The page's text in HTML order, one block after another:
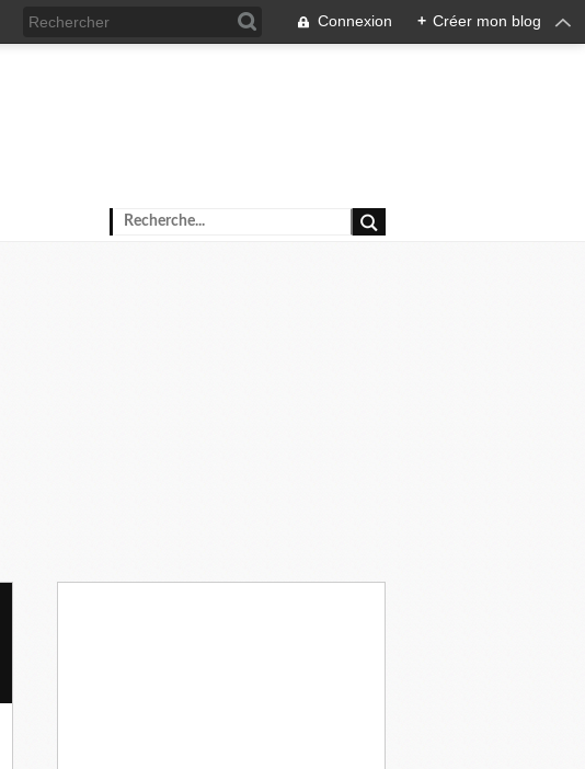
Connexion + Créer mon blog